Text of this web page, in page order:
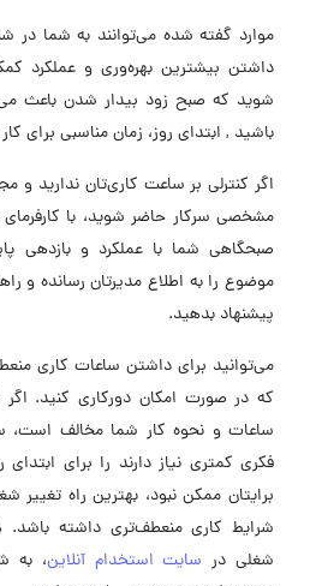
موارد گفته شده می‌توانند به شما در
داشتن بیشترین بهره‌وری و عملکرد
شوید که صبح زود بیدار شدن باعث
باشید , ابتدای روز، زمان مناسبی برای
اگر کنترلی بر ساعت کاری‌تان ندارید
مشخصی سرکار حاضر شوید، با
صبحگاهی شما با عملکرد و بازدهی
موضوع را به اطلاع مدیرتان رسانده و
پیشنهاد بدهید.
می‌توانید برای داشتن ساعات کاری
که در صورت امکان دورکاری کنید. اگر
ساعات و نحوه کار شما مخالف است،
فکری کمتری نیاز دارند را برای
برایتان ممکن نبود، بهترین راه
شرایط کاری منعطف‌تری داشته باشد.
شغلی در سایت استخدام آنلاین، به